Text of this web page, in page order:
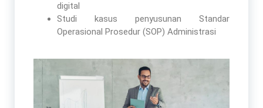
digital
Studi kasus penyusunan Standar
Operasional Prosedur (SOP) Administrasi